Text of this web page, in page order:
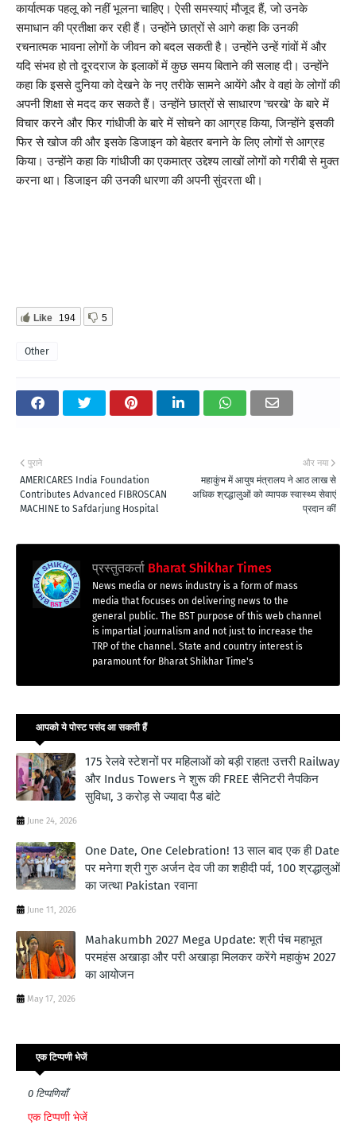
कार्यात्मक पहलू को नहीं भूलना चाहिए। ऐसी समस्याएं मौजूद हैं, जो उनके
समाधान की प्रतीक्षा कर रही हैं। उन्होंने छात्रों से आगे कहा कि उनकी
रचनात्मक भावना लोगों के जीवन को बदल सकती है। उन्होंने उन्हें गांवों में और
यदि संभव हो तो दूरदराज के इलाकों में कुछ समय बिताने की सलाह दी। उन्होंने
कहा कि इससे दुनिया को देखने के नए तरीके सामने आयेंगे और वे वहां के लोगों की
अपनी शिक्षा से मदद कर सकते हैं। उन्होंने छात्रों से साधारण 'चरखे' के बारे में
विचार करने और फिर गांधीजी के बारे में सोचने का आग्रह किया, जिन्होंने इसकी
फिर से खोज की और इसके डिजाइन को बेहतर बनाने के लिए लोगों से आग्रह
किया। उन्होंने कहा कि गांधीजी का एकमात्र उद्देश्य लाखों लोगों को गरीबी से मुक्त
करना था। डिजाइन की उनकी धारणा की अपनी सुंदरता थी।
Like 194 5
Other
और नया
महाकुंभ में आयुष मंत्रालय ने आठ लाख से
अधिक श्रद्धालुओं को व्यापक स्वास्थ्य सेवाएं
प्रदान कीं
पुराने
AMERICARES India Foundation
Contributes Advanced FIBROSCAN
MACHINE to Safdarjung Hospital
प्रस्तुतकर्ता Bharat Shikhar Times
News media or news industry is a form of mass
media that focuses on delivering news to the
general public. The BST purpose of this web channel
is impartial journalism and not just to increase the
TRP of the channel. State and country interest is
paramount for Bharat Shikhar Time's
आपको ये पोस्ट पसंद आ सकती हैं
175 रेलवे स्टेशनों पर महिलाओं को बड़ी राहत! उत्तरी Railway
और Indus Towers ने शुरू की FREE सैनिटरी नैपकिन
सुविधा, 3 करोड़ से ज्यादा पैड बांटे
June 24, 2026
One Date, One Celebration! 13 साल बाद एक ही Date
पर मनेगा श्री गुरु अर्जन देव जी का शहीदी पर्व, 100 श्रद्धालुओं
का जत्था Pakistan रवाना
June 11, 2026
Mahakumbh 2027 Mega Update: श्री पंच महाभूत
परमहंस अखाड़ा और परी अखाड़ा मिलकर करेंगे महाकुंभ 2027
का आयोजन
May 17, 2026
एक टिप्पणी भेजें
0 टिप्पणियाँ
एक टिप्पणी भेजें